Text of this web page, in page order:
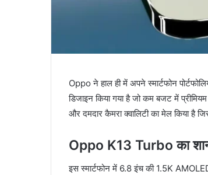
Oppo ने हाल ही में अपने स्मार्टफोन
डिजाइन किया गया है जो कम बजट में
और दमदार कैमरा क्वालिटी का मेल किया है
Oppo K13 Turbo का
इस स्मार्टफोन में 6.8 इंच की 1.5K